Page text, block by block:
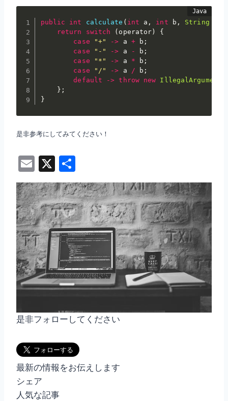
public int calculate ( int a , int b , String
return
switch ( operator )
{
case
"+" -> a + b ;
case
"-" -> a - b ;
case
"*" -> a * b ;
case
"/" -> a / b ;
default
-> throw new
} ;
}
是非参考にしてみてください！
E
m
ai
l
X
有
是非フォローしてください
最新の情報をお伝えします
シェア
人気な記事